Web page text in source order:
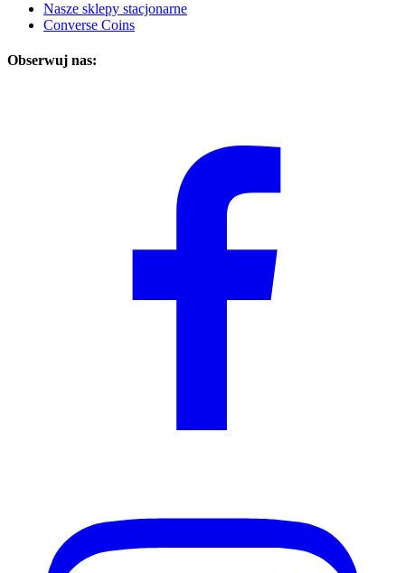
Nasze sklepy stacjonarne
Converse Coins
Obserwuj nas: